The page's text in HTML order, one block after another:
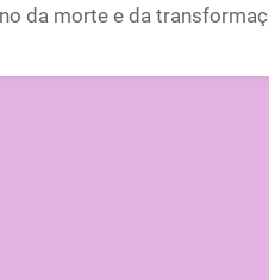
da morte e da